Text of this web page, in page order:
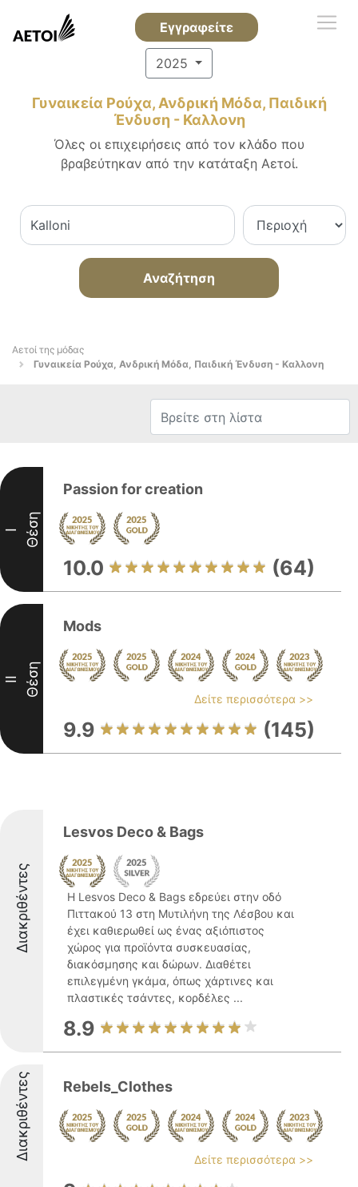
Εγγραφείτε
2025
Γυναικεία Ρούχα, Ανδρική Μόδα, Παιδική
Ένδυση - Καλλονη
Όλες οι επιχειρήσεις από τον κλάδο που
βραβεύτηκαν από την κατάταξη Αετοί.
Αναζήτηση
Αετοί της μόδας
Γυναικεία Ρούχα, Ανδρική Μόδα, Παιδική Ένδυση - Καλλονη
I Θέση
Passion for creation
10.0 (64)
II Θέση
Mods
Δείτε περισσότερα >>
9.9 (145)
Διακριθέντες
Lesvos Deco & Bags
Η Lesvos Deco & Bags εδρεύει στην οδό
Πιττακού 13 στη Μυτιλήνη της Λέσβου και
έχει καθιερωθεί ως ένας αξιόπιστος
χώρος για προϊόντα συσκευασίας,
διακόσμησης και δώρων. Διαθέτει
επιλεγμένη γκάμα, όπως χάρτινες και
πλαστικές τσάντες, κορδέλες ...
8.9
Διακριθέντες Rebels_Clothes
Δείτε περισσότερα >>